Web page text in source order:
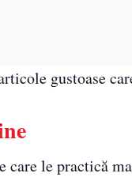
gustoase
le practică